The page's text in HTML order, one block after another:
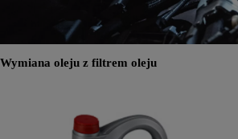
Wymiana oleju z filtrem oleju